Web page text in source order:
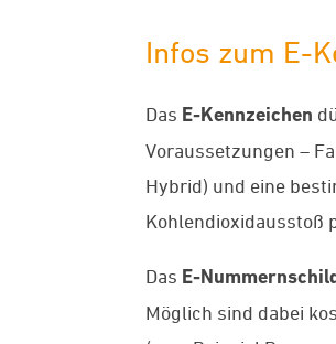
Infos zum E-
Das E-Kennzeichen
Voraussetzungen –
Hybrid) und eine
Kohlendioxidausstoß
Das E-
Möglich sind dabei